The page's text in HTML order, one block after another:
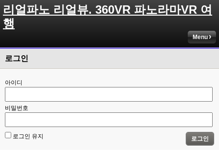
리얼파노 리얼뷰. 360VR 파노라마VR 여
행
Menu
로그인
아이디
비밀번호
로그인 유지 로그인